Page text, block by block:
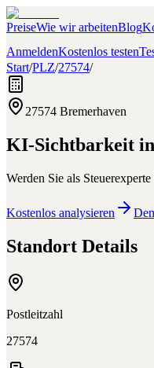
PreiseWie wir arbeitenBlog
AnmeldenKostenlos testen
Start/PLZ/27574/
27574 Bremerhaven
KI-Sichtbarkeit in
Werden Sie als
Kostenlos analysieren
Standort Details
Postleitzahl
27574